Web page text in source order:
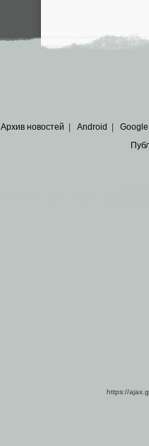
Архив новостей Android Google
https://